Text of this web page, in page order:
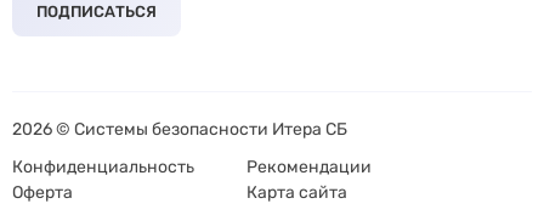
ПОДПИСАТЬСЯ
2026 © Системы безопасности Итера СБ
Конфиденциальность
Рекомендации
Оферта
Карта сайта